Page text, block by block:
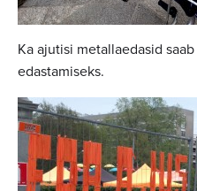
Ka ajutisi metallaedasid
edastamiseks.